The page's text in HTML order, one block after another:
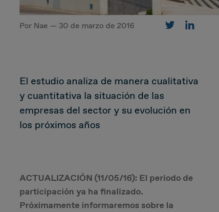
CUSTOMER
Marketing Strategy
Sales Strategy
Customer Experience
DEAL & STRATEGY
Por Nae — 30 de marzo de 2016
El estudio analiza de manera cualitativa
y cuantitativa la situación de las
empresas del sector y su evolución en
los próximos años
ACTUALIZACIÓN (11/05/16): El periodo de
participación ya ha finalizado.
Próximamente informaremos sobre la